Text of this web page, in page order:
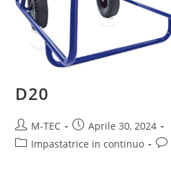
D20
M-TEC
Aprile 30, 2024
Impastatrice in continuo